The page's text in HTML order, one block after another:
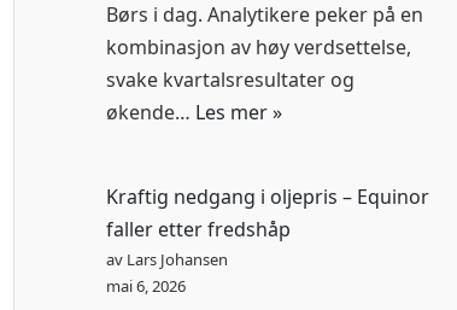
Børs i dag. Analytikere peker på en
kombinasjon av høy verdsettelse,
svake kvartalsresultater og
økende… Les mer »
Kraftig nedgang i oljepris – Equinor
faller etter fredshåp
av Lars Johansen
mai 6, 2026